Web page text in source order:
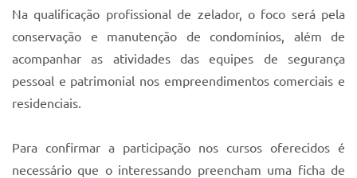
Na qualificação profissional de zelador, o foco será pela
conservação e manutenção de condomínios, além de
acompanhar as atividades das equipes de segurança
pessoal e patrimonial nos empreendimentos comerciais e
residenciais.
Para confirmar a participação nos cursos oferecidos é
necessário que o interessando preencham uma ficha de